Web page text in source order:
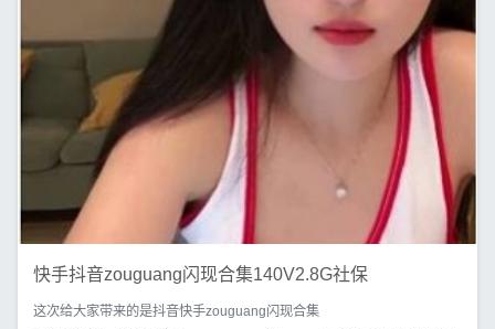
快手抖音zouguang闪现合集140V2.8G社保
这次给大家带来的是抖音快手zouguang闪现合集